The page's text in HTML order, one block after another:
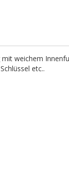
weichem
etc..